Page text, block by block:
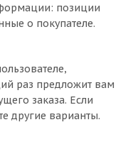
позиции
о покупателе.
раз предложит вам
заказа. Если
другие варианты.